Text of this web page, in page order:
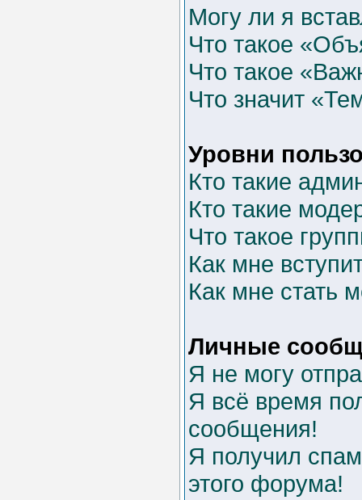
Могу ли я
Что такое
Что такое
Что значит
Уровни
Кто такие
Кто такие
Что такое
Как мне
Как мне стать
Личные
Я не могу
Я всё время
сообщения!
Я получил
этого форума!